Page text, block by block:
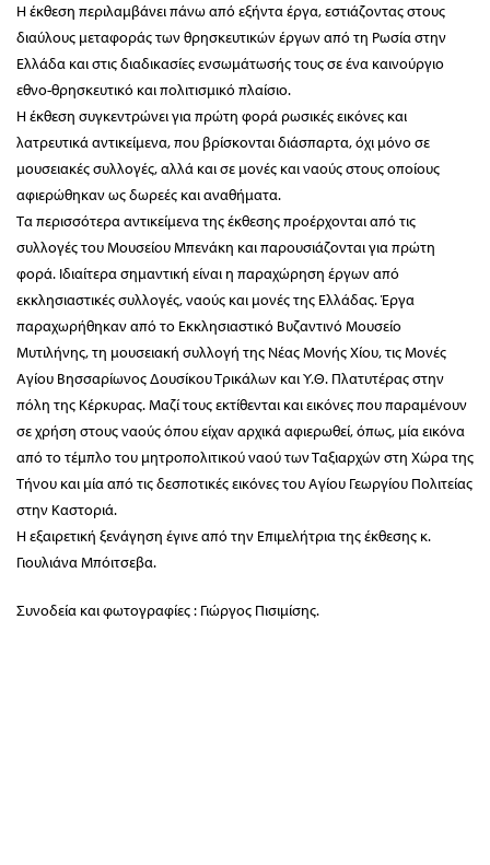
Η έκθεση περιλαμβάνει πάνω από εξήντα έργα, εστιάζοντας στους
διαύλους μεταφοράς των θρησκευτικών έργων από τη Ρωσία στην
Ελλάδα και στις διαδικασίες ενσωμάτωσής τους σε ένα καινούργιο
εθνο-θρησκευτικό και πολιτισμικό πλαίσιο.
Η έκθεση συγκεντρώνει για πρώτη φορά ρωσικές εικόνες και
λατρευτικά αντικείμενα, που βρίσκονται διάσπαρτα, όχι μόνο σε
μουσειακές συλλογές, αλλά και σε μονές και ναούς στους οποίους
αφιερώθηκαν ως δωρεές και αναθήματα.
Τα περισσότερα αντικείμενα της έκθεσης προέρχονται από τις
συλλογές του Μουσείου Μπενάκη και παρουσιάζονται για πρώτη
φορά. Ιδιαίτερα σημαντική είναι η παραχώρηση έργων από
εκκλησιαστικές συλλογές, ναούς και μονές της Ελλάδας. Έργα
παραχωρήθηκαν από το Εκκλησιαστικό Βυζαντινό Mουσείο
Μυτιλήνης, τη μουσειακή συλλογή της Νέας Μονής Χίου, τις Μονές
Αγίου Βησσαρίωνος Δουσίκου Τρικάλων και Υ.Θ. Πλατυτέρας στην
πόλη της Κέρκυρας. Μαζί τους εκτίθενται και εικόνες που παραμένουν
σε χρήση στους ναούς όπου είχαν αρχικά αφιερωθεί, όπως, μία εικόνα
από το τέμπλο του μητροπολιτικού ναού των Ταξιαρχών στη Χώρα της
Τήνου και μία από τις δεσποτικές εικόνες του Αγίου Γεωργίου Πολιτείας
στην Καστοριά.
Η εξαιρετική ξενάγηση έγινε από την Επιμελήτρια της έκθεσης κ.
Γιουλιάνα Μπόιτσεβα.
Συνοδεία και φωτογραφίες : Γιώργος Πισιμίσης.